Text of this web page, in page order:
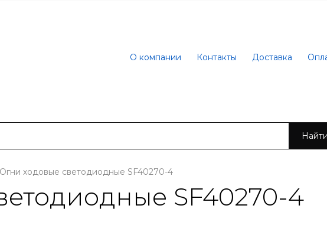
О компании Контакты Доставка
Найти
Огни ходовые светодиодные SF40270-4
SF40270-4